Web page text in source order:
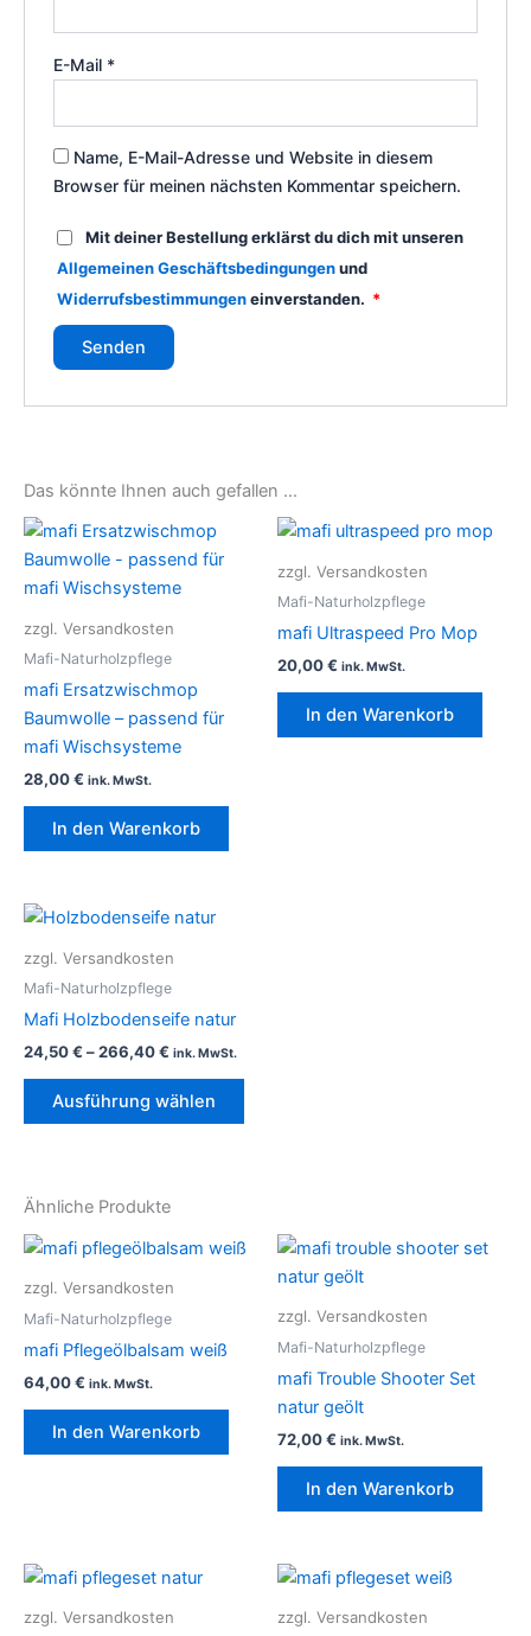
E-Mail *
Name, E-Mail-Adresse und Website in diesem
Browser für meinen nächsten Kommentar speichern.
Mit deiner Bestellung erklärst du dich mit unseren
Allgemeinen Geschäftsbedingungenund
Widerrufsbestimmungeneinverstanden. *
Das könnte Ihnen auch gefallen …
zzgl. Versandkosten
Mafi-Naturholzpflege
mafi Ersatzwischmop
Baumwolle – passend für
mafi Wischsysteme
28,00€ ink. MwSt.
In den Warenkorb
zzgl. Versandkosten
Mafi-Naturholzpflege
mafi Ultraspeed Pro Mop
20,00€ ink. MwSt.
In den Warenkorb
zzgl. Versandkosten
Mafi-Naturholzpflege
Mafi Holzbodenseife natur
24,50€ –266,40€ ink. MwSt.
Ausführung wählen
Produktseite
gewählt
werden
Ähnliche Produkte
zzgl. Versandkosten
Mafi-Naturholzpflege
mafi Pflegeölbalsam weiß
64,00€ ink. MwSt.
In den Warenkorb
zzgl. Versandkosten
Mafi-Naturholzpflege
mafi Trouble Shooter Set
natur geölt
72,00€ ink. MwSt.
In den Warenkorb
zzgl. Versandkosten zzgl. Versandkosten